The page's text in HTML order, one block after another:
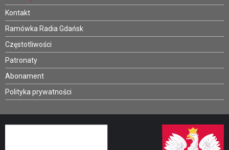
Kontakt
Ramówka Radia Gdańsk
Częstotliwości
Patronaty
Abonament
Polityka prywatności